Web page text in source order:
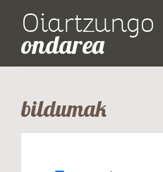
Oiartzungo
ondarea
bildumak